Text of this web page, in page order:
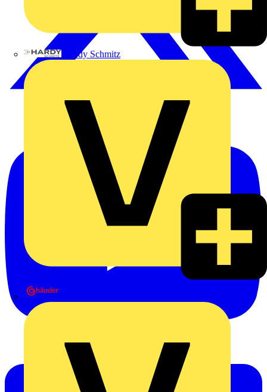
Hardy Schmitz